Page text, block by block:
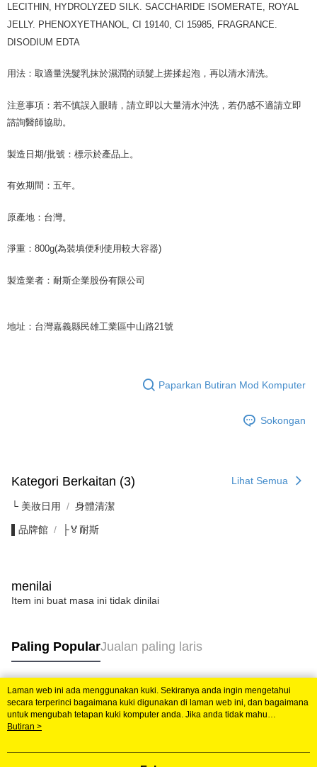
Sila hubungi NP Taiwan Inc. dics_tw@netprotections.co.jpjika anda
mempunyai sebarang kebimbangan mengenai pemprosesan dan
peribadi yang disenaraikan seperti di atas akan dikumpul dan digunakan
LECITHIN, HYDROLYZED SILK. SACCHARIDE ISOMERATE, ROYAL
JELLY. PHENOXYETHANOL, CI 19140, CI 15985, FRAGRANCE.
DISODIUM EDTA
用法：取適量洗髮乳抹於濕潤的頭髮上搓揉起泡，再以清水清洗。
注意事項：若不慎誤入眼睛，請立即以大量清水沖洗，若仍感不適請立即
諮詢醫師協助。
製造日期/批號：標示於產品上。
有效期間：五年。
原產地：台灣。
淨重： 800g(為裝填便利使用較大容器)
製造業者：耐斯企業股份有限公司
地址：台灣嘉義縣民雄工業區中山路21號
Paparkan Butiran Mod Komputer
Sokongan
Kategori Berkaitan (3) Lihat Semua
└ 美妝日用 身體清潔
▌品牌館 ├🏅耐斯
menilai
Item ini buat masa ini tidak dinilai
Paling PopularJualan paling laris
Tag Popular
Laman web ini ada menggunakan kuki. Sekiranya anda ingin mengetahui
secara terperinci bagaimana kuki digunakan di laman web ini, dan bagaimana
untuk mengubah tetapan kuki komputer anda. Jika anda tidak mahu
menggunakan kuki di komputer anda, sila rujuk penerangan mengenai kuki.
mengetahui secara terperinci bagaimana kuki digunakan di laman web ini,
Butiran >